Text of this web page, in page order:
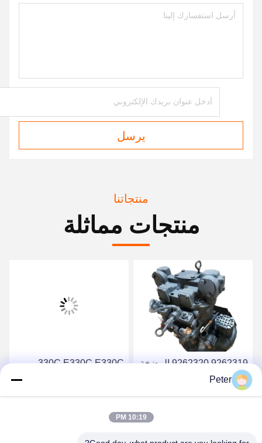
يرسل
منتجاتنا
منتجات مماثلة
9262319 9262320 المضخة
الهيدروليكية الرئيسية
HPV118 ZX200-3 ZX230
330C E330C E330C
2703 2160038 2160039
Peter
10:19 PM